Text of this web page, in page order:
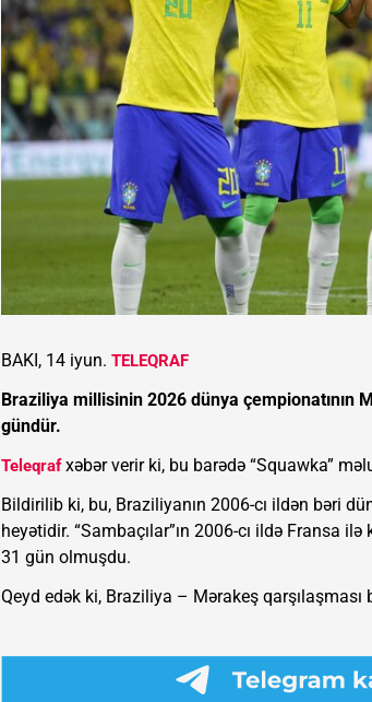
BAKI, 14 iyun. TELEQRAF
Braziliya millisinin 2026 dünya çempionatının
gündür.
Teleqrafxəbər verir ki, bu barədə “Squawka”
Bildirilib ki, bu, Braziliyanın 2006-cı ildən bəri
heyətidir. “Sambaçılar”ın 2006-cı ildə Fransa
31 gün olmuşdu.
Qeyd edək ki, Braziliya – Mərakeş